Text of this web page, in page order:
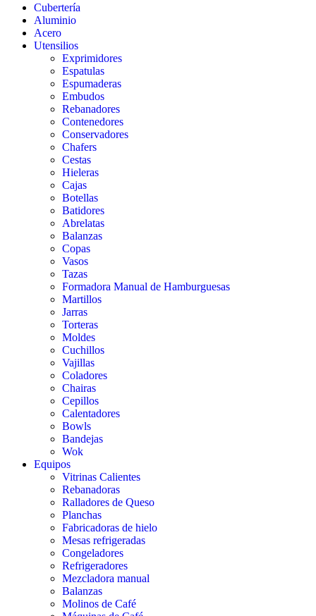
Cubertería
Aluminio
Acero
Utensilios
Exprimidores
Espatulas
Espumaderas
Embudos
Rebanadores
Contenedores
Conservadores
Chafers
Cestas
Hieleras
Cajas
Botellas
Batidores
Abrelatas
Balanzas
Copas
Vasos
Tazas
Formadora Manual de Hamburguesas
Martillos
Jarras
Torteras
Moldes
Cuchillos
Vajillas
Coladores
Chairas
Cepillos
Calentadores
Bowls
Bandejas
Wok
Equipos
Vitrinas Calientes
Rebanadoras
Ralladores de Queso
Planchas
Fabricadoras de hielo
Mesas refrigeradas
Congeladores
Refrigeradores
Mezcladora manual
Balanzas
Molinos de Café